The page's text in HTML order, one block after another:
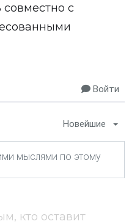
с
Войти
Новейшие
кто оставит